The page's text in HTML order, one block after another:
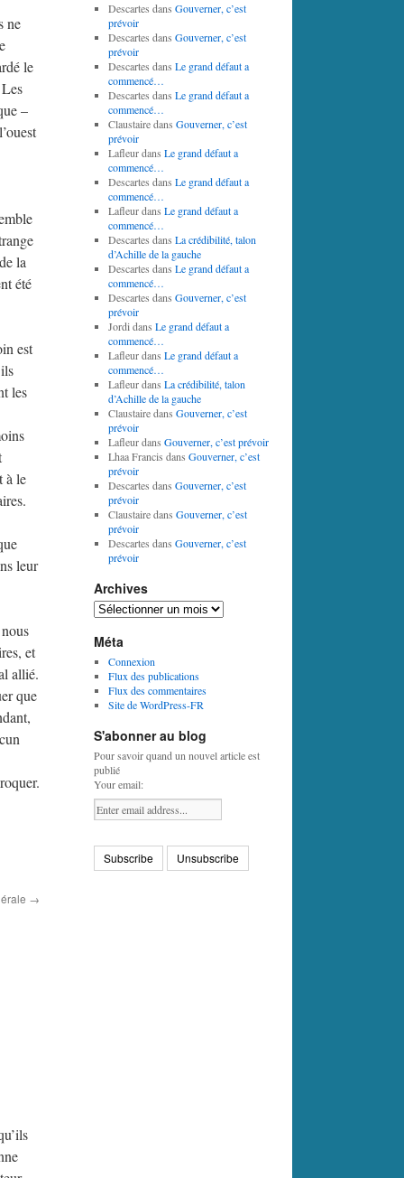
ne
le
–
la
été
est
les
à le
leur
et
allié.
que
→
Descartes dans Gouverner, c’est
prévoir
Descartes dans Gouverner, c’est
prévoir
Descartes dans Le grand défaut a
commencé…
Descartes dans Le grand défaut a
commencé…
Claustairedans Gouverner, c’est
prévoir
Lafleurdans Le grand défaut a
commencé…
Descartes dans Le grand défaut a
commencé…
Lafleurdans Le grand défaut a
commencé…
Descartes dans La crédibilité, talon
d’Achille de la gauche
Descartes dans Le grand défaut a
commencé…
Descartes dans Gouverner, c’est
prévoir
Jordi dans Le grand défaut a
commencé…
Lafleurdans Le grand défaut a
commencé…
Lafleurdans La crédibilité, talon
d’Achille de la gauche
Claustairedans Gouverner, c’est
prévoir
Lafleurdans Gouverner, c’est prévoir
Lhaa Francis dans Gouverner, c’est
prévoir
Descartes dans Gouverner, c’est
prévoir
Claustairedans Gouverner, c’est
prévoir
Descartes dans Gouverner, c’est
prévoir
Archives
Archives
Méta
Connexion
Flux des publications
Flux des commentaires
Site de WordPress-FR
S'abonner au blog
Pour savoir quand un nouvel article est
publié
Your email: